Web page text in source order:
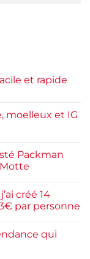
et rapide
moelleux et IG
Packman
créé 14
par personne
qui